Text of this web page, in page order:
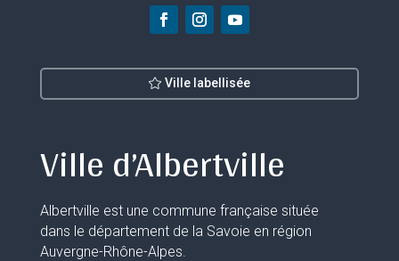
Ville labellisée
Ville d’Albertville
Albertville est une commune française située
dans le département de la Savoie en région
Auvergne-Rhône-Alpes.